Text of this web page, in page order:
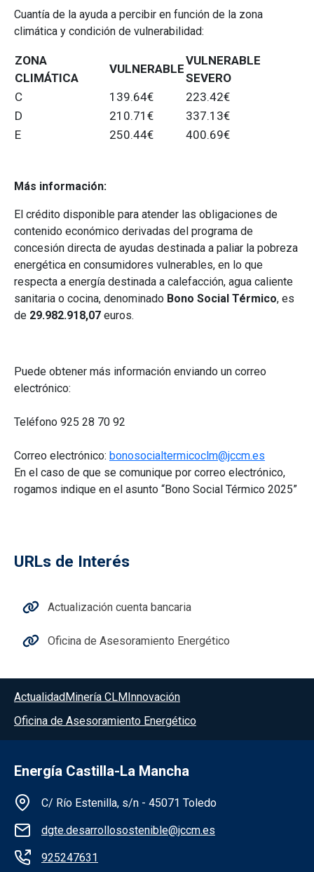
Cuantía de la ayuda a percibir en función de la zona
climática y condición de vulnerabilidad:
ZONA
CLIMÁTICA
VULNERABLE
VULNERABLE
SEVERO
C
139.64€
223.42€
D
210.71€
337.13€
E
250.44€ 400.69€
Más información:
El crédito disponible para atender las obligaciones de
contenido económico derivadas del programa de
concesión directa de ayudas destinada a paliar la pobreza
energética en consumidores vulnerables, en lo que
respecta a energía destinada a calefacción, agua caliente
sanitaria o cocina, denominado Bono Social Térmico, es
de 29.982.918,07 euros.
Puede obtener más información enviando un correo
electrónico:
Teléfono 925 28 70 92
Correo electrónico: bonosocialtermicoclm@jccm.es
En el caso de que se comunique por correo electrónico,
rogamos indique en el asunto “Bono Social Térmico 2025”
URLs de Interés
Actualización cuenta bancaria
Oficina de Asesoramiento Energético
Menú del pie
Actualidad Minería CLM Innovación
Oficina de Asesoramiento Energético
Energía Castilla-La Mancha
Información de la institución
C/ Río Estenilla, s/n - 45071 Toledo
dgte.desarrollosostenible@jccm.es
925247631